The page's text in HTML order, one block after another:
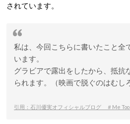
されています。
私は、今回こちらに書いたこと全
います。
グラビアで露出をしたから、抵抗
られます。（映画で脱ぐのはむし
引用：石川優実オフィシャルブログ ＃Me Too